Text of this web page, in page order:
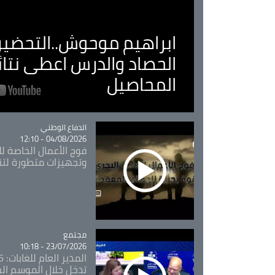
ابراهيم
الحصاد والدرس اعطى
المحاصيل
Catégorie
الدفاع الوطني
04/08/2026 - 12:10
فوج الأعمال الخاصة
وتجهيزات متطورة
Catégorie
مجتمع
23/07/2026 - 10:18
تدخل خلال الموسم